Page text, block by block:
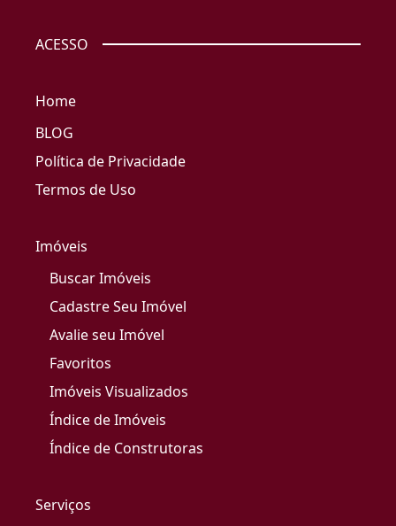
ACESSO
Home
BLOG
Política de Privacidade
Termos de Uso
Imóveis
Buscar Imóveis
Cadastre Seu Imóvel
Avalie seu Imóvel
Favoritos
Imóveis Visualizados
Índice de Imóveis
Índice de Construtoras
Serviços